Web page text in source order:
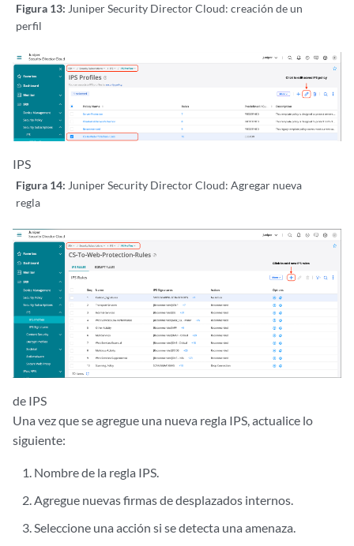
Figura 13: Juniper Security Director Cloud: creación de un
perfil
IPS
Figura 14: Juniper Security Director Cloud: Agregar nueva
regla
de IPS
Una vez que se agregue una nueva regla IPS, actualice lo
siguiente:
Nombre de la regla IPS.
Agregue nuevas firmas de desplazados internos.
Seleccione una acción si se detecta una amenaza.